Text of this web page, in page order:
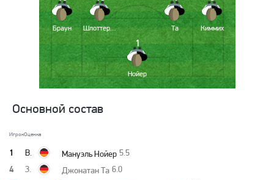
1
Нойер
Та
Шлоттербек
Браун Киммих
Основной состав
ИгрокОценка
1 В. Мануэль Нойер 5.5
4 З. Джонатан Та 6.0